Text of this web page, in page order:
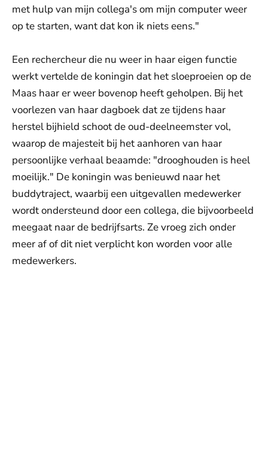
met hulp van mijn collega's om mijn computer weer
op te starten, want dat kon ik niets eens."
Een rechercheur die nu weer in haar eigen functie
werkt vertelde de koningin dat het sloeproeien op de
Maas haar er weer bovenop heeft geholpen. Bij het
voorlezen van haar dagboek dat ze tijdens haar
herstel bijhield schoot de oud-deelneemster vol,
waarop de majesteit bij het aanhoren van haar
persoonlijke verhaal beaamde: "drooghouden is heel
moeilijk." De koningin was benieuwd naar het
buddytraject, waarbij een uitgevallen medewerker
wordt ondersteund door een collega, die bijvoorbeeld
meegaat naar de bedrijfsarts. Ze vroeg zich onder
meer af of dit niet verplicht kon worden voor alle
medewerkers.